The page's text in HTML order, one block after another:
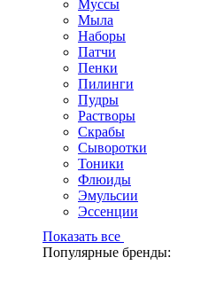
Муссы
Мыла
Наборы
Патчи
Пенки
Пилинги
Пудры
Растворы
Скрабы
Сыворотки
Тоники
Флюиды
Эмульсии
Эссенции
Показать все
Популярные бренды: